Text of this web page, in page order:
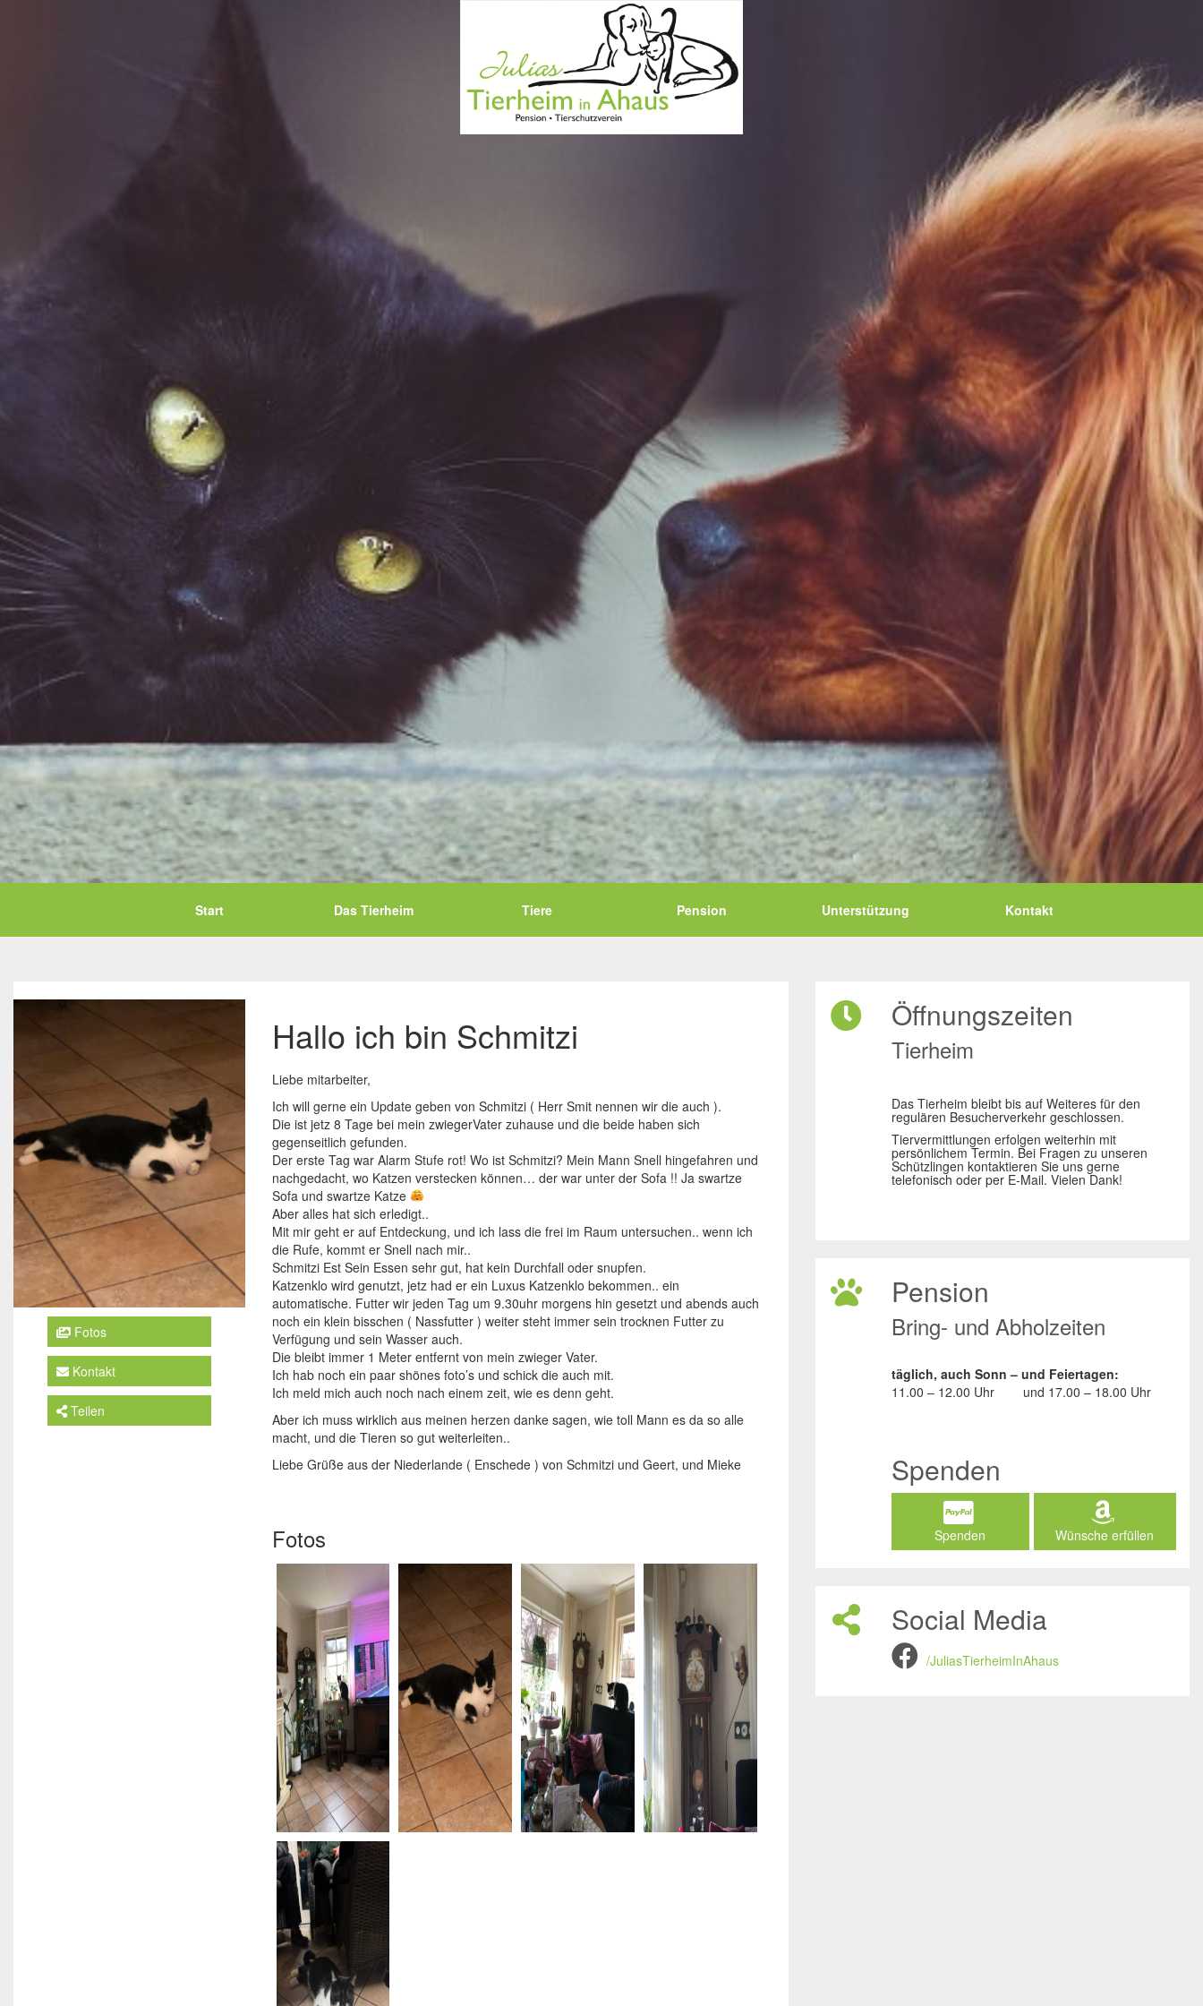
Start Das Tierheim Tiere Pension Unterstützung Kontakt
Fotos
Kontakt
Teilen
Hallo ich bin Schmitzi
Liebe mitarbeiter,
Ich will gerne ein Update geben von Schmitzi ( Herr Smit nennen wir die auch ).
Die ist jetz 8 Tage bei mein zwiegerVater zuhause und die beide haben sich
gegenseitlich gefunden.
Der erste Tag war Alarm Stufe rot! Wo ist Schmitzi? Mein Mann Snell hingefahren und
nachgedacht, wo Katzen verstecken können… der war unter der Sofa !! Ja swartze
Sofa und swartze Katze
Aber alles hat sich erledigt..
Mit mir geht er auf Entdeckung, und ich lass die frei im Raum untersuchen.. wenn ich
die Rufe, kommt er Snell nach mir..
Schmitzi Est Sein Essen sehr gut, hat kein Durchfall oder snupfen.
Katzenklo wird genutzt, jetz had er ein Luxus Katzenklo bekommen.. ein
automatische. Futter wir jeden Tag um 9.30uhr morgens hin gesetzt und abends auch
noch ein klein bisschen ( Nassfutter ) weiter steht immer sein trocknen Futter zu
Verfügung und sein Wasser auch.
Die bleibt immer 1 Meter entfernt von mein zwieger Vater.
Ich hab noch ein paar shönes foto’s und schick die auch mit.
Ich meld mich auch noch nach einem zeit, wie es denn geht.
Aber ich muss wirklich aus meinen herzen danke sagen, wie toll Mann es da so alle
macht, und die Tieren so gut weiterleiten..
Liebe Grüße aus der Niederlande ( Enschede ) von Schmitzi und Geert, und Mieke
Fotos
Öffnungszeiten
Tierheim
Das Tierheim bleibt bis auf Weiteres für den
regulären Besucherverkehr geschlossen.
Tiervermittlungen erfolgen weiterhin mit
persönlichem Termin. Bei Fragen zu unseren
Schützlingen kontaktieren Sie uns gerne
telefonisch oder per E-Mail. Vielen Dank!
Pension
Bring- und Abholzeiten
täglich, auch Sonn – und Feiertagen:
11.00 – 12.00 Uhr
und 17.00 – 18.00 Uhr
Spenden
Spenden Wünsche erfüllen
Social Media
/JuliasTierheimInAhaus